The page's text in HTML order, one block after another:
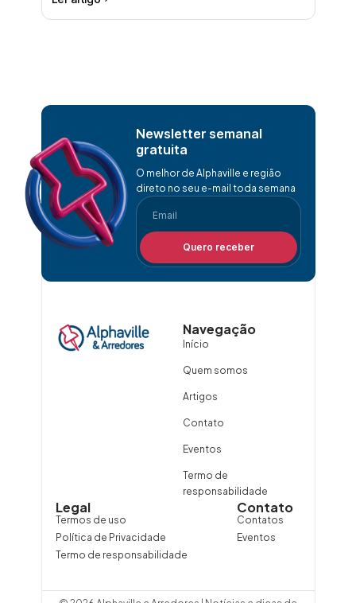
Newsletter semanal
gratuita
O melhor de Alphaville e região
direto no seu e-mail toda semana
Quero receber
Navegação
Início
Quem somos
Artigos
Contato
Eventos
Termo de
responsabilidade
Contato
Contatos
Eventos
Legal
Termos de uso
Política de Privacidade
Termo de responsabilidade